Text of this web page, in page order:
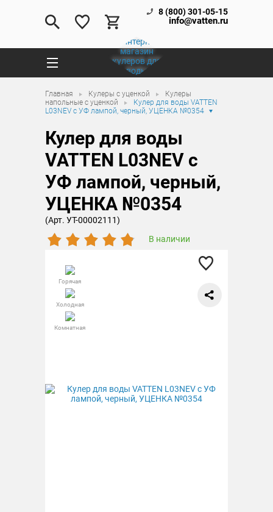
8 (800) 301-05-15
info@vatten.ru
Главная Кулеры с уценкой
Кулеры
напольные с уценкой
Кулер для воды VATTEN
L03NEV c УФ лампой, черный, УЦЕНКА №0354
Кулер для воды
VATTEN L03NEV c
УФ лампой, черный,
УЦЕНКА №0354
(Арт. УТ-00002111)
В наличии
Горячая
Холодная
Комнатная